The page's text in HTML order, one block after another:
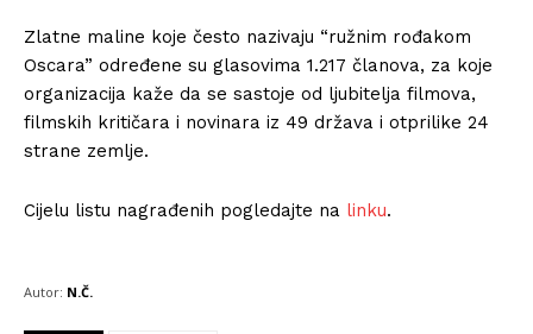
Zlatne maline koje često nazivaju “ružnim rođakom
Oscara” određene su glasovima 1.217 članova, za koje
organizacija kaže da se sastoje od ljubitelja filmova,
filmskih kritičara i novinara iz 49 država i otprilike 24
strane zemlje.
Cijelu listu nagrađenih pogledajte na linku.
Autor: N.Č.